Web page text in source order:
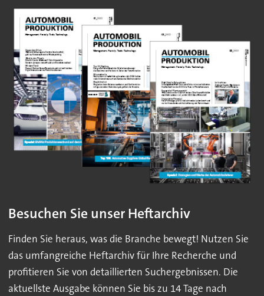
Besuchen Sie unser Heftarchiv
Finden Sie heraus, was die Branche bewegt! Nutzen Sie
das umfangreiche Heftarchiv für Ihre Recherche und
profitieren Sie von detaillierten Suchergebnissen. Die
aktuellste Ausgabe können Sie bis zu 14 Tage nach